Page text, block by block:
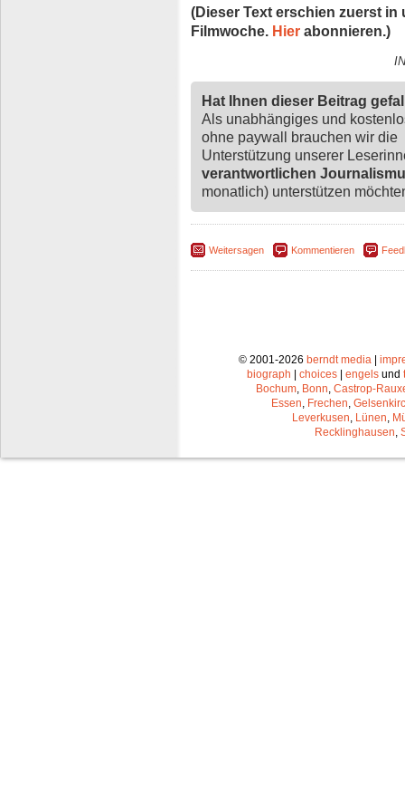
(Dieser Text erschien zuerst
Filmwoche. Hier abonnieren.)
Hat Ihnen dieser Beitrag
Als unabhängiges und
ohne paywall brauchen wir die
Unterstützung unserer
verantwortlichen
monatlich) unterstützen
Weitersagen Kommentieren
© 2001-2026 berndt media|
biograph
choices engels und
Bochum, Bonn, Castrop-
Essen, Frechen,
Leverkusen, Lünen,
Recklinghausen,